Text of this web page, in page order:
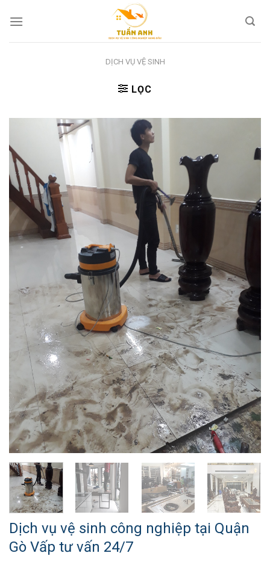
DỊCH VỤ VỆ SINH
LỌC
Dịch vụ vệ sinh công nghiệp tại Quận
Gò Vấp tư vấn 24/7